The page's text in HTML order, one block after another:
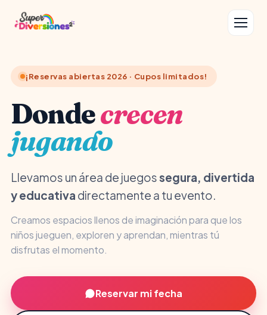
¡Reservas abiertas 2026 · Cupos limitados!
Dondecrecen
jugando
Llevamos un área de juegossegura, divertida
y educativa directamente a tu evento.
Creamos espacios llenos de imaginación para que los
niños jueguen, exploren y aprendan, mientras tú
disfrutas el momento.
Reservar mi fecha